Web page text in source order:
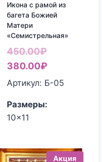
Икона с рамой из
багета Божией
Матери
«Семистрельная»
450.00₽
цена
составляла
380.00₽Текущая
цена:
Артикул: Б-05
Размеры:
10x11
Акция